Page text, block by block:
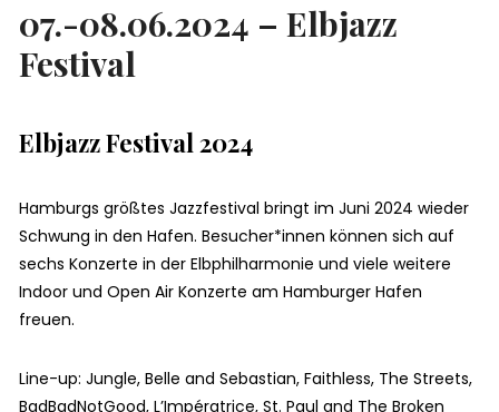
07.-08.06.2024 – Elbjazz
Festival
Elbjazz Festival 2024
Hamburgs größtes Jazzfestival bringt im Juni 2024 wieder
Schwung in den Hafen. Besucher*innen können sich auf
sechs Konzerte in der Elbphilharmonie und viele weitere
Indoor und Open Air Konzerte am Hamburger Hafen
freuen.
Line-up: Jungle, Belle and Sebastian, Faithless, The Streets,
BadBadNotGood, L’Impératrice, St. Paul and The Broken